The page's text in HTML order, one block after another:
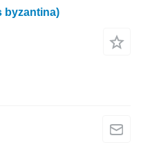
byzantina)